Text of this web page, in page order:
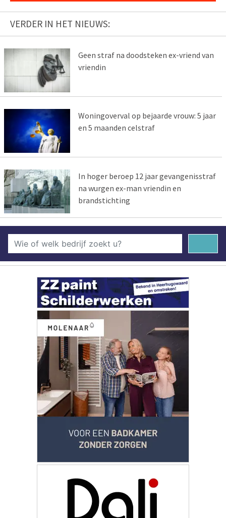
VERDER IN HET NIEUWS:
Geen straf na doodsteken ex-vriend van
vriendin
Woningoverval op bejaarde vrouw: 5 jaar
en 5 maanden celstraf
In hoger beroep 12 jaar gevangenisstraf
na wurgen ex-man vriendin en
brandstichting